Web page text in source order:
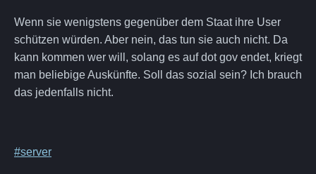
Wenn sie wenigstens gegenüber dem Staat ihre User
schützen würden. Aber nein, das tun sie auch nicht. Da
kann kommen wer will, solang es auf dot gov endet, kriegt
man beliebige Auskünfte. Soll das sozial sein? Ich brauch
das jedenfalls nicht.
#server